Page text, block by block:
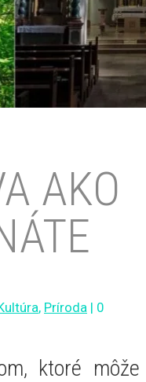
AKO
, Príroda | 0
ktoré môže